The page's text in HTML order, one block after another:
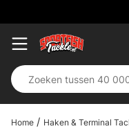
Home Haken & Terminal